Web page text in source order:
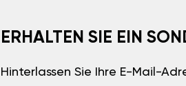
ERHALTEN SIE EIN
Hinterlassen Sie Ihre E-Mail-